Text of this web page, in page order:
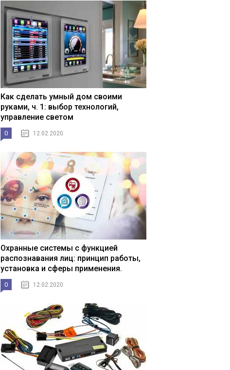
Как сделать умный дом своими
руками, ч. 1: выбор технологий,
управление светом
0 12.02.2020
Охранные системы с функцией
распознавания лиц: принцип работы,
установка и сферы применения.
0 12.02.2020